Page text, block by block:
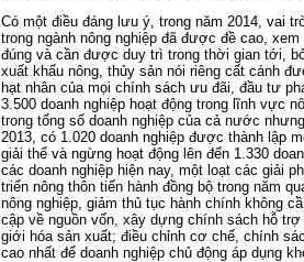
Có một điều đáng lưu ý, trong năm 2014, vai
trong ngành nông nghiệp đã được đề cao,
đúng và cần được duy trì trong thời gian tới,
xuất khẩu nông, thủy sản nói riêng cất cánh
hạt nhân của mọi chính sách ưu đãi, đầu tư
3.500 doanh nghiệp hoạt động trong lĩnh vực
trong tổng số doanh nghiệp của cả nước
2013, có 1.020 doanh nghiệp được thành lập
giải thể và ngừng hoạt động lên đến 1.330
các doanh nghiệp hiện nay, một loạt các giải
triển nông thôn tiến hành đồng bộ trong năm
nông nghiệp, giảm thủ tục hành chính không
cập về nguồn vốn, xây dựng chính sách hỗ
giới hóa sản xuất; điều chỉnh cơ chế, chính
cao nhất để doanh nghiệp chủ động áp dụng